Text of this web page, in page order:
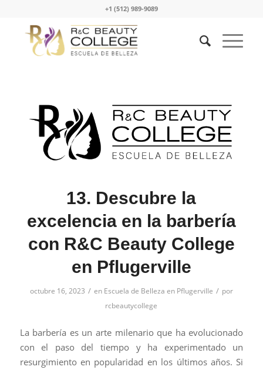
+1 (512) 989-9089
13. Descubre la
excelencia en la barbería
con R&C Beauty College
en Pflugerville
octubre 16, 2023 / en Escuela de Belleza en Pflugerville / por
rcbeautycollege
La barbería es un arte milenario que ha evolucionado
con el paso del tiempo y ha experimentado un
resurgimiento en popularidad en los últimos años. Si